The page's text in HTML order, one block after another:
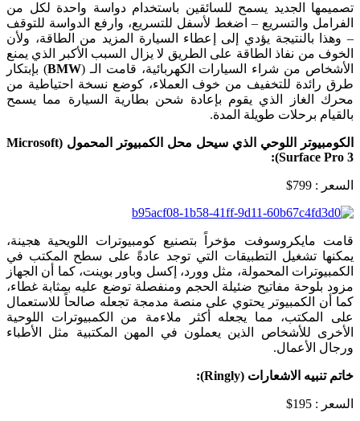
تصميمها الجديد يسمح للسائقين باستخدام دواسة واحدة لكل من
الفرامل والتسريع – اضغط لأسفل للتسريع، وارفع الدواسة للتوقف
– وهذا بالنتيجة يؤدي إلى إعطاء السيارة المزيد من الطاقة، ولأن
الخوف من نفاذ الطاقة على الطريق لا يزال السبب الأكبر الذي يمنع
الأشخاص من شراء السيارات الكهربائية، قامت الـ (BMW) بإبتكار
طرق رائدة للتخفيف من خوف العملاء، كوضع نسخة احتياطية من
محرك الغاز الذي يقوم بإعادة شحن بطارية السيارة مما يسمح
بالقيام برحلات طويلة المدة.
الكومبيوتر اللوحي الذي سيحل محل الكمبيوتر المحمول (Microsoft
Surface Pro 3
)
:
السعر : 799$
قامت مايكروسوفت مؤخراً بتصنيع كومبيوترات اللويحية هجينة،
يمكنها تشغيل التطبيقات التي توجد عادةً على سطح المكتب في
الكمبيوترات المحمولة، مثل وورد، إكسل وباور بوينت، كما أن الجهاز
مزود بلوحة مفاتيح ضئيلة الحجم ومنفصلة توضع عليه بمثابة غطاء،
كما أن الكمبيوتر يحتوي على منصة مدمجة تجعله صالحاً للاستعمال
على المكتب، مما يجعله أكثر ملاءمة من الكمبيوترات اللوحية
الأخرى للأشخاص الذين يعملون في المهن المكتبية مثل الأطباء
ورجال الأعمال.
خاتم تنبيه الاشعارات (Ringly
):
السعر : 195$